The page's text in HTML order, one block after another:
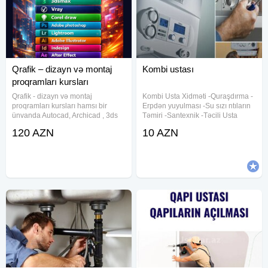
Qrafik – dizayn və montaj
proqramları kursları
Qrafik - dizayn və montaj
proqramları kursları hamsı bir
ünvanda Autocad, Archicad , 3ds
photoshop, proqramlarının tədrisi
120 AZN
Kombi ustası
Kombi Usta Xidməti -Quraşdırma -
Erpdən yuyulması -Su sızı ntıların
Təmiri -Santexnik -Təcili Usta
her gun kombilerin temiri xidmeti
10 AZN